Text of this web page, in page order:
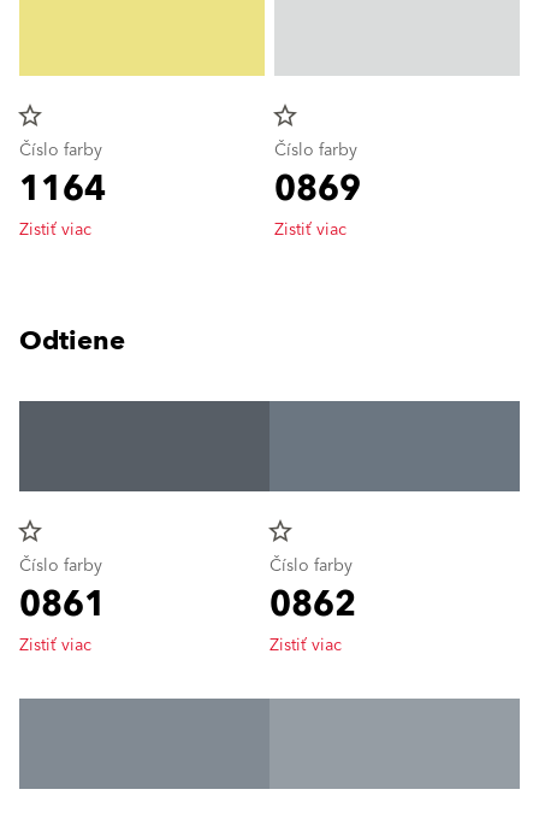
star_border
Číslo farby
1164
Zistiť viac
star_border
Číslo farby
0869
Zistiť viac
Odtiene
star_border
Číslo farby
0861
Zistiť viac
star_border
Číslo farby
0862
Zistiť viac